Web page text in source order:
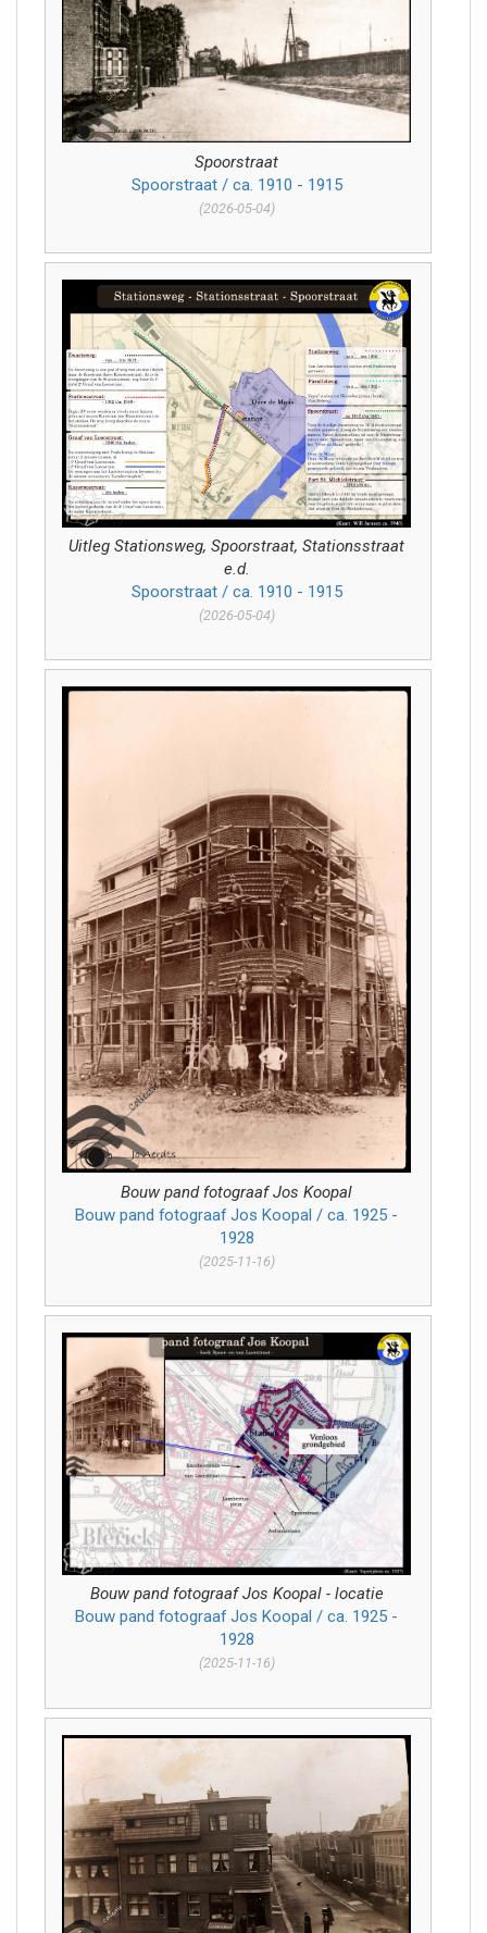
Spoorstraat
Spoorstraat / ca. 1910 - 1915
(2026-05-04)
Uitleg Stationsweg, Spoorstraat, Stationsstraat
e.d.
Spoorstraat / ca. 1910 - 1915
(2026-05-04)
Bouw pand fotograaf Jos Koopal
Bouw pand fotograaf Jos Koopal / ca. 1925 -
1928
(2025-11-16)
Bouw pand fotograaf Jos Koopal - locatie
Bouw pand fotograaf Jos Koopal / ca. 1925 -
1928
(2025-11-16)